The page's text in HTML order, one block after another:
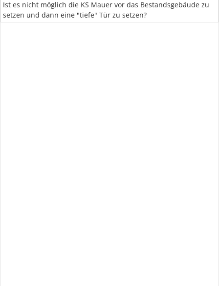
Ist es nicht möglich die KS Mauer vor das Bestandsgebäude zu
setzen und dann eine "tiefe" Tür zu setzen?